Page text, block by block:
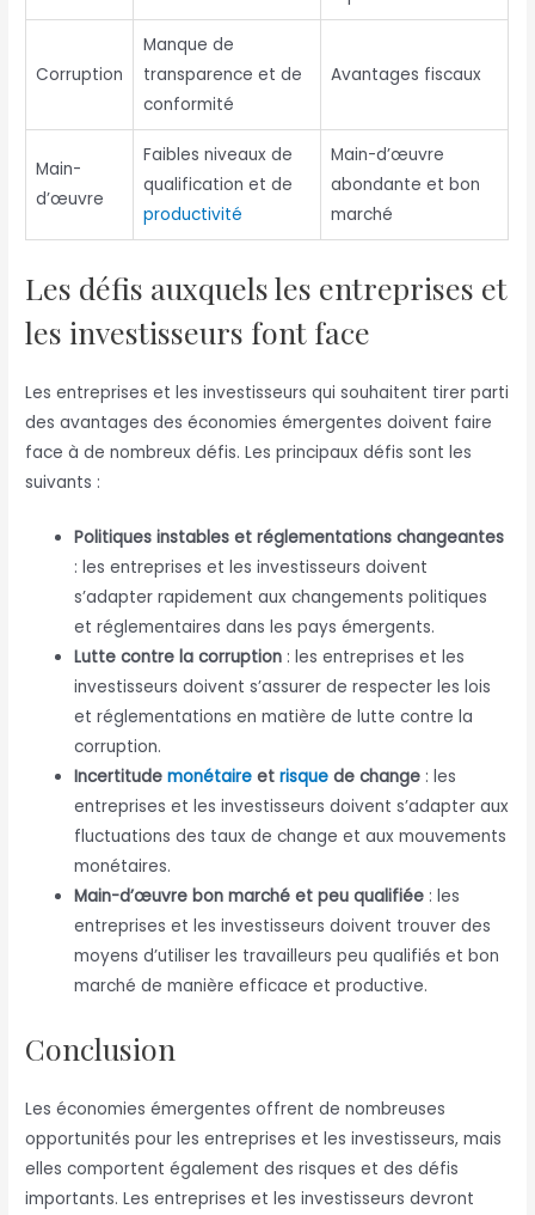
Corruption
Manque de
transparence et de
conformité
Avantages fiscaux
Main-
d’œuvre
Faibles niveaux de
qualification et de
productivité
Main-d’œuvre
abondante et bon
marché
Les défis auxquels les entreprises et
les investisseurs font face
Les entreprises et les investisseurs qui souhaitent tirer parti
des avantages des économies émergentes doivent faire
face à de nombreux défis. Les principaux défis sont les
suivants :
Politiques instables et réglementations changeantes
: les entreprises et les investisseurs doivent
s’adapter rapidement aux changements politiques
et réglementaires dans les pays émergents.
Lutte contre la corruption : les entreprises et les
investisseurs doivent s’assurer de respecter les lois
et réglementations en matière de lutte contre la
corruption.
Incertitudemonétaire etrisque de change : les
entreprises et les investisseurs doivent s’adapter aux
fluctuations des taux de change et aux mouvements
monétaires.
Main-d’œuvre bon marché et peu qualifiée : les
entreprises et les investisseurs doivent trouver des
moyens d’utiliser les travailleurs peu qualifiés et bon
marché de manière efficace et productive.
Conclusion
Les économies émergentes offrent de nombreuses
opportunités pour les entreprises et les investisseurs, mais
elles comportent également des risques et des défis
importants. Les entreprises et les investisseurs devront